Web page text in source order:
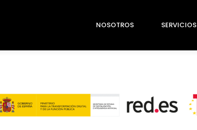
NOSOTROS SERVICIOS